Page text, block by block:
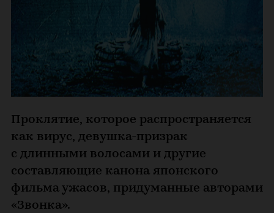
Проклятие, которое распространяется
как вирус, девушка-призрак
с длинными волосами и другие
составляющие канона японского
фильма ужасов, придуманные авторами
«Звонка».